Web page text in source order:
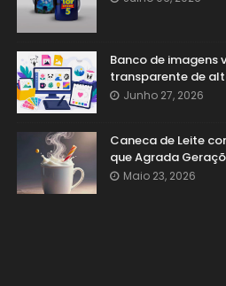
Banco de imagens
transparente de
Junho 27, 2026
Caneca de Leite
que Agrada
Maio 23, 2026